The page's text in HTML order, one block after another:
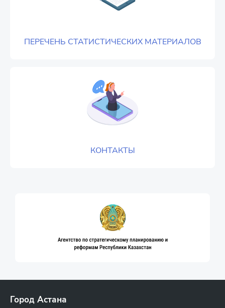
ПЕРЕЧЕНЬ СТАТИСТИЧЕСКИХ МАТЕРИАЛОВ
КОНТАКТЫ
Город Астана